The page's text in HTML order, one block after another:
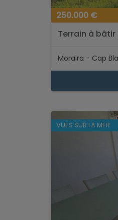
250.000 €
Terrain à bâtir
Moraira - Cap
VUES SUR LA MER